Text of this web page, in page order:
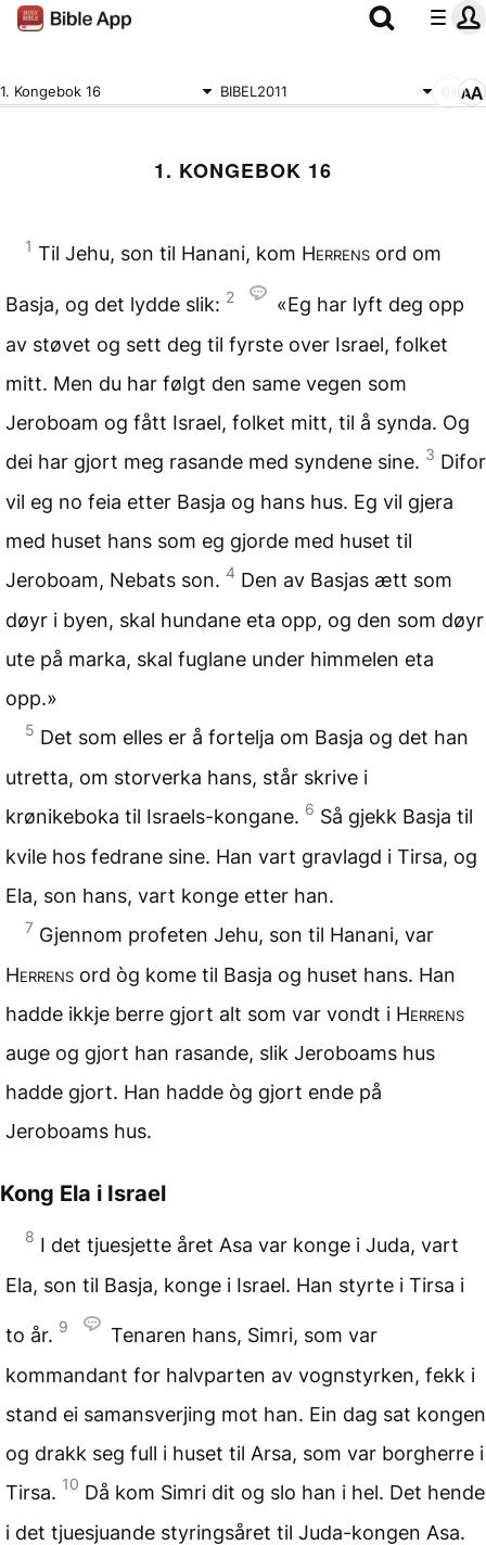
1. Kongebok 16 BIBEL2011
1. KONGEBOK 16
1 Til Jehu, son til Hanani, kom Herrens ord om
Basja, og det lydde slik: 2
«Eg har lyft deg opp
av støvet og sett deg til fyrste over Israel, folket
mitt. Men du har følgt den same vegen som
Jeroboam og fått Israel, folket mitt, til å synda. Og
dei har gjort meg rasande med syndene sine. 3 Difor
vil eg no feia etter Basja og hans hus. Eg vil gjera
med huset hans som eg gjorde med huset til
Jeroboam, Nebats son. 4 Den av Basjas ætt som
døyr i byen, skal hundane eta opp, og den som døyr
ute på marka, skal fuglane under himmelen eta
opp.»
5 Det som elles er å fortelja om Basja og det han
utretta, om storverka hans, står skrive i
krønikeboka til Israels-kongane. 6 Så gjekk Basja til
kvile hos fedrane sine. Han vart gravlagd i Tirsa, og
Ela, son hans, vart konge etter han.
7 Gjennom profeten Jehu, son til Hanani, var
Herrens ord òg kome til Basja og huset hans. Han
hadde ikkje berre gjort alt som var vondt i Herrens
auge og gjort han rasande, slik Jeroboams hus
hadde gjort. Han hadde òg gjort ende på
Jeroboams hus.
Kong Ela i Israel
8 I det tjuesjette året Asa var konge i Juda, vart
Ela, son til Basja, konge i Israel. Han styrte i Tirsa i
to år. 9
Tenaren hans, Simri, som var
kommandant for halvparten av vognstyrken, fekk i
stand ei samansverjing mot han. Ein dag sat kongen
og drakk seg full i huset til Arsa, som var borgherre i
Tirsa. 10 Då kom Simri dit og slo han i hel. Det hende
i det tjuesjuande styringsåret til Juda-kongen Asa.